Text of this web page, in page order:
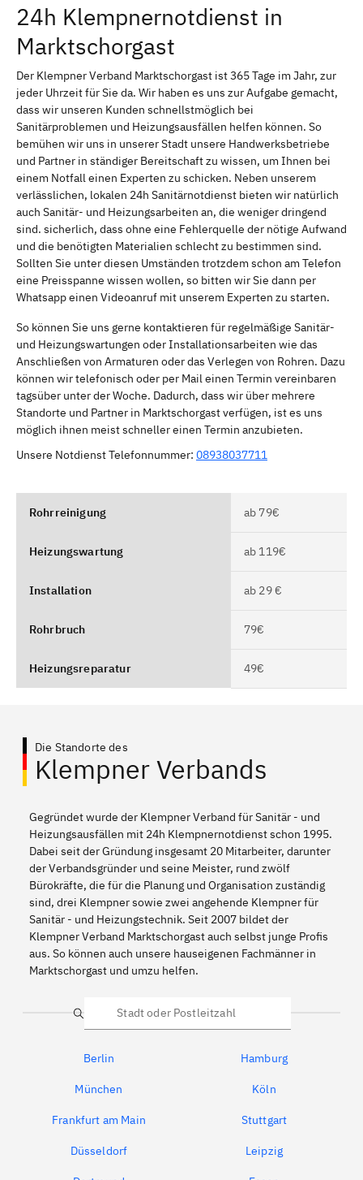
24h Klempnernotdienst in
Marktschorgast
Der Klempner Verband Marktschorgast ist 365 Tage im Jahr, zur
jeder Uhrzeit für Sie da. Wir haben es uns zur Aufgabe gemacht,
dass wir unseren Kunden schnellstmöglich bei
Sanitärproblemen und Heizungsausfällen helfen können. So
bemühen wir uns in unserer Stadt unsere Handwerksbetriebe
und Partner in ständiger Bereitschaft zu wissen, um Ihnen bei
einem Notfall einen Experten zu schicken. Neben unserem
verlässlichen, lokalen 24h Sanitärnotdienst bieten wir natürlich
auch Sanitär- und Heizungsarbeiten an, die weniger dringend
sind. sicherlich, dass ohne eine Fehlerquelle der nötige Aufwand
und die benötigten Materialien schlecht zu bestimmen sind.
Sollten Sie unter diesen Umständen trotzdem schon am Telefon
eine Preisspanne wissen wollen, so bitten wir Sie dann per
Whatsapp einen Videoanruf mit unserem Experten zu starten.
So können Sie uns gerne kontaktieren für regelmäßige Sanitär-
und Heizungswartungen oder Installationsarbeiten wie das
Anschließen von Armaturen oder das Verlegen von Rohren. Dazu
können wir telefonisch oder per Mail einen Termin vereinbaren
tagsüber unter der Woche. Dadurch, dass wir über mehrere
Standorte und Partner in Marktschorgast verfügen, ist es uns
möglich ihnen meist schneller einen Termin anzubieten.
Unsere Notdienst Telefonnummer: 08938037711
Rohrreinigung ab 79€
Heizungswartung ab 119€
Installation ab 29 €
Rohrbruch 79€
Heizungsreparatur 49€
Die Standorte des
Klempner Verbands
Gegründet wurde der Klempner Verband für Sanitär - und
Heizungsausfällen mit 24h Klempnernotdienst schon 1995.
Dabei seit der Gründung insgesamt 20 Mitarbeiter, darunter
der Verbandsgründer und seine Meister, rund zwölf
Bürokräfte, die für die Planung und Organisation zuständig
sind, drei Klempner sowie zwei angehende Klempner für
Sanitär - und Heizungstechnik. Seit 2007 bildet der
Klempner Verband Marktschorgast auch selbst junge Profis
aus. So können auch unsere hauseigenen Fachmänner in
Marktschorgast und umzu helfen.
Suche
Berlin Hamburg
München Köln
Frankfurt am Main Stuttgart
Düsseldorf Leipzig